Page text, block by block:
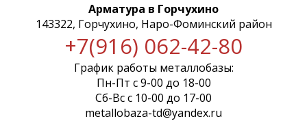
Арматура в Горчухино
143322, Горчухино, Наро-Фоминский район
+7(916) 062-42-80
График работы металлобазы:
Пн-Пт с 9-00 до 18-00
Сб-Вс с 10-00 до 17-00
metallobaza-td@yandex.ru